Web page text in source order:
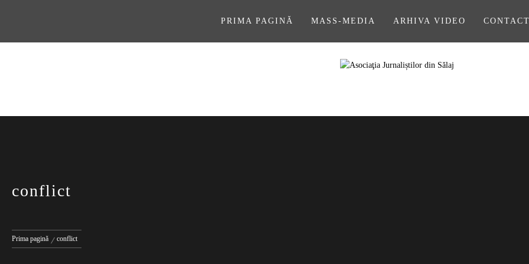
PRIMA PAGINĂ MASS-MEDIA ARHIVA VIDEO CONTACT
ASOCIAŢIA
conflict
Prima pagină conflict